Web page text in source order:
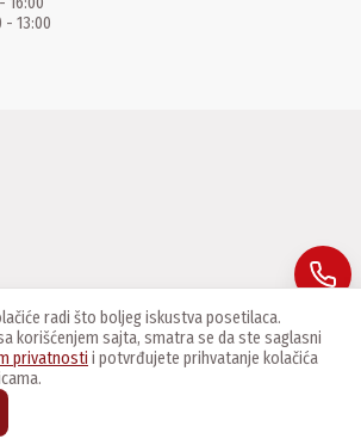
- 13:00
d.o.o. Sva prava zadržana
radi što boljeg iskustva posetilaca.
korišćenjem sajta, smatra se da ste saglasni
privatnosti i potvrđujete prihvatanje kolačića